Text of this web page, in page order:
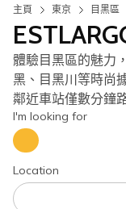
主頁 東京 目黑區
體驗目黑區的魅力
黑、目黑川等時尚
鄰近車站僅數分鐘
I'm looking for
Location